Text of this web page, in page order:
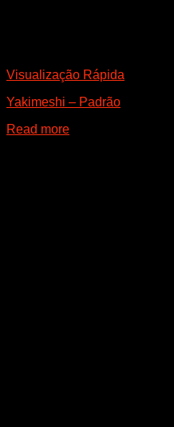
Visualização Rápida
Yakimeshi – Padrão
Read more